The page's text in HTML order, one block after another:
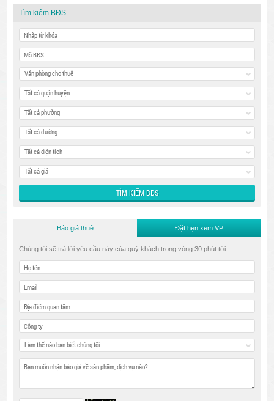
Tìm kiếm BĐS
Văn phòng cho thuê
Tất cả quận huyện
Tất cả phường
Tất cả đường
Tất cả diện tích
Tất cả giá
Báo giá thuê Đặt hẹn xem VP
Chúng tôi sẽ trả lời yêu cầu này của quý khách trong vòng 30 phút tới
Làm thế nào bạn biết chúng tôi